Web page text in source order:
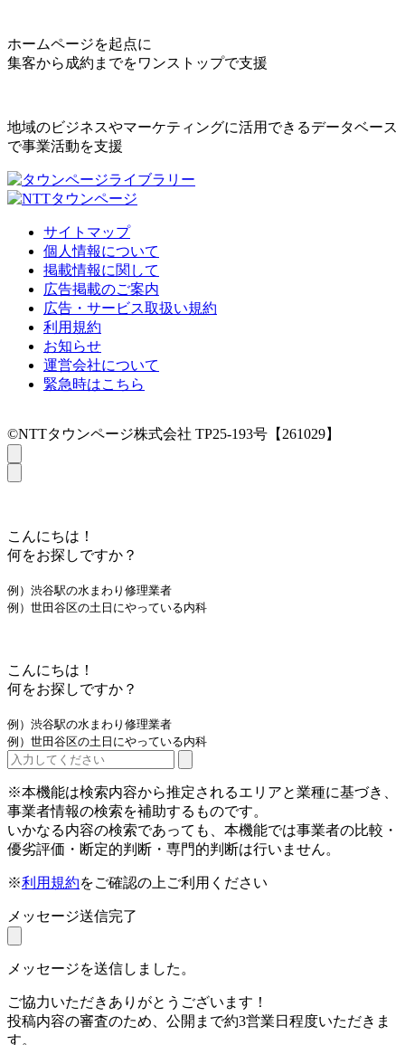
ホームページを起点に
集客から成約までをワンストップで支援
地域のビジネスやマーケティングに活用できるデータベース
で事業活動を支援
サイトマップ
個人情報について
掲載情報に関して
広告掲載のご案内
広告・サービス取扱い規約
利用規約
お知らせ
運営会社について
緊急時はこちら
©NTTタウンページ株式会社 TP25-193号【261029】
こんにちは！
何をお探しですか？
例）渋谷駅の水まわり修理業者
例）世田谷区の土日にやっている内科
こんにちは！
何をお探しですか？
例）渋谷駅の水まわり修理業者
例）世田谷区の土日にやっている内科
※本機能は検索内容から推定されるエリアと業種に基づき、
事業者情報の検索を補助するものです。
いかなる内容の検索であっても、本機能では事業者の比較・
優劣評価・断定的判断・専門的判断は行いません。
※利用規約をご確認の上ご利用ください
メッセージ送信完了
メッセージを送信しました。
ご協力いただきありがとうございます！
投稿内容の審査のため、公開まで約3営業日程度いただきま
す。